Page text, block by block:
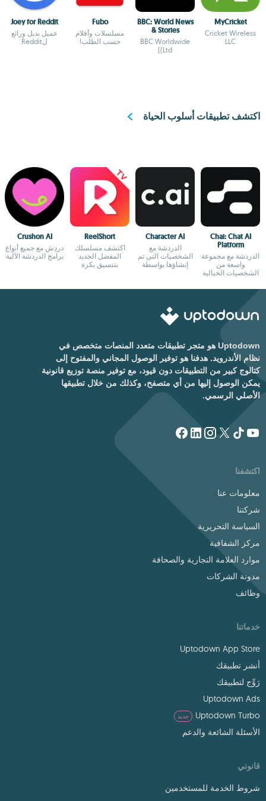
MyCricket
Cricket Wireless
LLC
BBC: World News
& Stories
BBC Worldwide
(Ltd)
Fubo
مسلسلات وأفلام
حسب الطلب!
Joey for Reddit
عميل بديل ورائع
لReddit
اكتشف تطبيقات أسلوب الحياة
Chai: Chat AI
Platform
الدردشة مع مجموعة
واسعة من
الشخصيات الخيالية
Character AI
الدردشة مع
الشخصيات التي تم
إنشاؤها بواسطة
ReelShort
اكتشف مسلسلك
المفضل الجديد
بتنسيق بكرة
Crushon AI
دردِش مع جميع أنواع
برامج الدردشة الآلية
Uptodown هو متجر تطبيقات متعدد المنصات متخصص في
نظام الأندرويد. هدفنا هو توفير الوصول المجاني والمفتوح إلى
كتالوج كبير من التطبيقات دون قيود، مع توفير منصة توزيع قانونية
يمكن الوصول إليها من أي متصفح، وكذلك من خلال تطبيقها
الأصلي الرسمي.
اكتشفنا
معلومات عنا
شركتنا
السياسة التحريرية
مركز الشفافية
موارد العلامة التجارية والصحافة
مدونة الشركات
وظائف
خدماتنا
Uptodown App Store
أنشر تطبيقك
رَوِّج لتطبيقك
Uptodown Ads
Uptodown Turbo
جديد
الأسئلة الشائعة والدعم
قانوني
شروط الخدمة للمستخدمين